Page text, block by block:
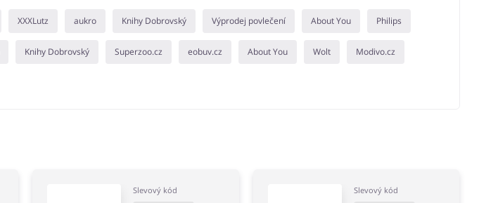
XXXLutz aukro Knihy Dobrovský Výprodej povlečení About You Philips
Knihy Dobrovský Superzoo.cz eobuv.cz About You Wolt Modivo.cz
Slevový kód
Slevový kód